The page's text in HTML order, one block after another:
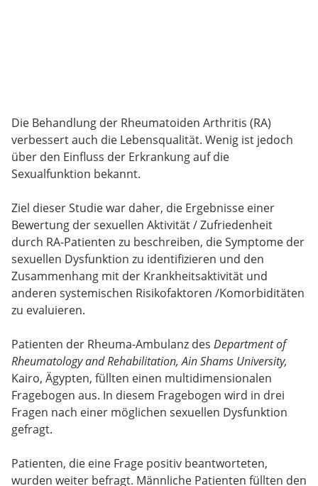
Die Behandlung der Rheumatoiden Arthritis (RA)
verbessert auch die Lebensqualität. Wenig ist jedoch
über den Einfluss der Erkrankung auf die
Sexualfunktion bekannt.
Ziel dieser Studie war daher, die Ergebnisse einer
Bewertung der sexuellen Aktivität / Zufriedenheit
durch RA-Patienten zu beschreiben, die Symptome der
sexuellen Dysfunktion zu identifizieren und den
Zusammenhang mit der Krankheitsaktivität und
anderen systemischen Risikofaktoren /Komorbiditäten
zu evaluieren.
Patienten der Rheuma-Ambulanz des Department of
Rheumatology and Rehabilitation, Ain Shams University,
Kairo, Ägypten, füllten einen multidimensionalen
Fragebogen aus. In diesem Fragebogen wird in drei
Fragen nach einer möglichen sexuellen Dysfunktion
gefragt.
Patienten, die eine Frage positiv beantworteten,
wurden weiter befragt. Männliche Patienten füllten den